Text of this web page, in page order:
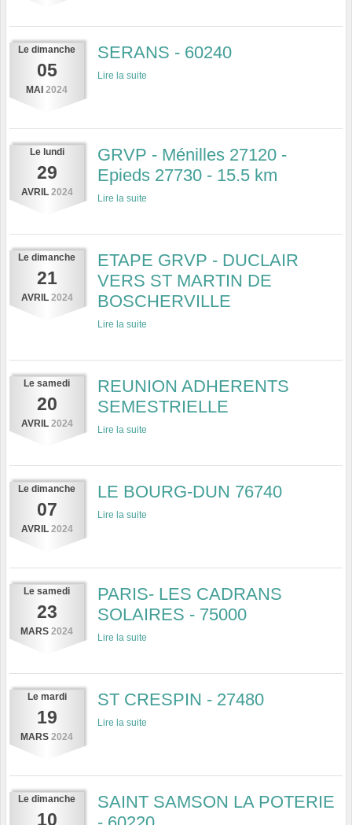
Le dimanche
05
MAI 2024
SERANS - 60240
Lire la suite
Le lundi
29
AVRIL 2024
GRVP - Ménilles 27120 -
Epieds 27730 - 15.5 km
Lire la suite
Le dimanche
21
AVRIL 2024
ETAPE GRVP - DUCLAIR
VERS ST MARTIN DE
BOSCHERVILLE
Lire la suite
Le samedi
20
AVRIL 2024
REUNION ADHERENTS
SEMESTRIELLE
Lire la suite
Le dimanche
07
AVRIL 2024
LE BOURG-DUN 76740
Lire la suite
Le samedi
23
MARS 2024
PARIS- LES CADRANS
SOLAIRES - 75000
Lire la suite
Le mardi
19
MARS 2024
ST CRESPIN - 27480
Lire la suite
Le dimanche
10
SAINT SAMSON LA POTERIE